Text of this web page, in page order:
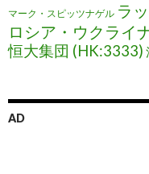
マーク・スピッツナゲル ラ
ロシア・ウクライ
恒大集団 (HK:3333)
AD